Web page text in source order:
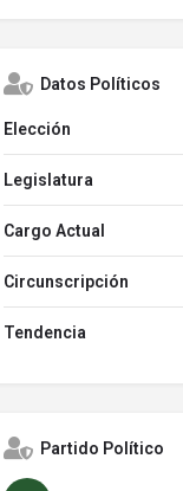
Datos Políticos
Elección
Legislatura
Cargo Actual
Circunscripción
Tendencia
Partido Político